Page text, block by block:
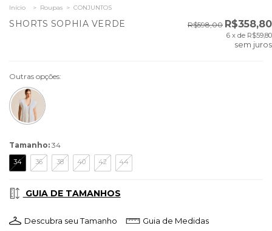
Início > Roupas > CONJUNTOS
SHORTS SOPHIA VERDE R$598,00 R$358,80
6 x de R$59,80
sem juros
Outras opções:
Tamanho: 34
34 36 38 40 42 44
GUIA DE TAMANHOS
Descubra seu Tamanho Guia de Medidas